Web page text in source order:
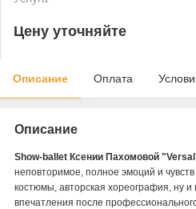
Цену уточняйте
Описание Оплата
Описание
Show-ballet Ксении Пахомовой
неповторимое, полное эмоций и чувств
костюмы, авторская хореография, ну
впечатления после